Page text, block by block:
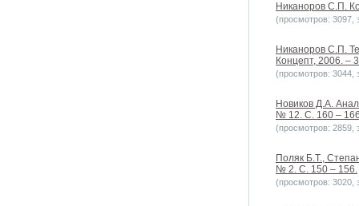
Никаноров С.П.
(просмотров: 3097,
Никаноров С.П.
Концепт, 2006. –
(просмотров: 3044,
Новиков Д.А.
№ 12. C. 160 –
(просмотров: 2859,
Поляк Б.Т.,
№ 2. С. 150 – 156.
(просмотров: 3020,